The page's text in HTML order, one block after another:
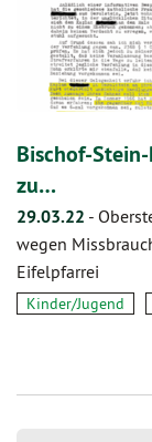
Bischof-
zu…
29.03.22 -
wegen
Eifelpfarrei
Kinder/Jugend